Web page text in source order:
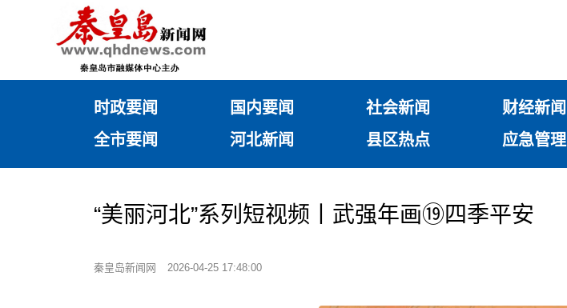
时政要闻 国内要闻 社会新闻 财经新闻
全市要闻
河北新闻 县区热点 应急管理
“美丽河北”系列短视频丨武强年画⑲四季平安
秦皇岛新闻网 2026-04-25 17:48:00